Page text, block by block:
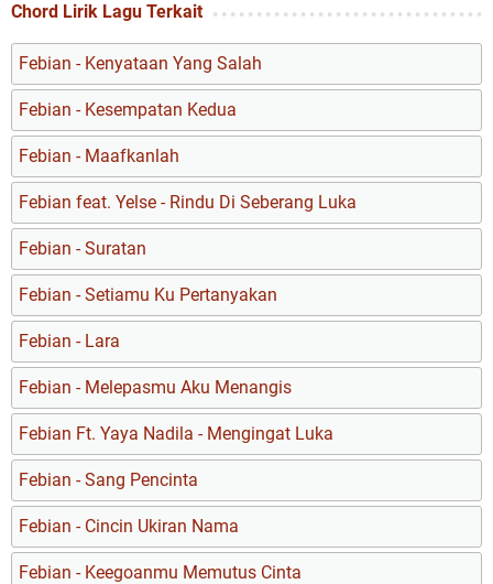
Chord Lirik Lagu Terkait
Febian - Kenyataan Yang Salah
Febian - Kesempatan Kedua
Febian - Maafkanlah
Febian feat. Yelse - Rindu Di Seberang Luka
Febian - Suratan
Febian - Setiamu Ku Pertanyakan
Febian - Lara
Febian - Melepasmu Aku Menangis
Febian Ft. Yaya Nadila - Mengingat Luka
Febian - Sang Pencinta
Febian - Cincin Ukiran Nama
Febian - Keegoanmu Memutus Cinta